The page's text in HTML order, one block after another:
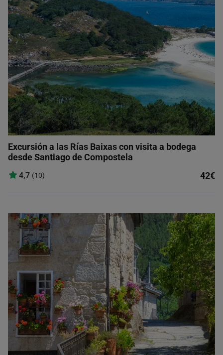
Excursión a las Rías Baixas con visita a bodega
desde Santiago de Compostela
4,7 (10) 42€